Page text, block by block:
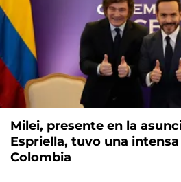
Milei, presente en la
Espriella, tuvo una
Colombia